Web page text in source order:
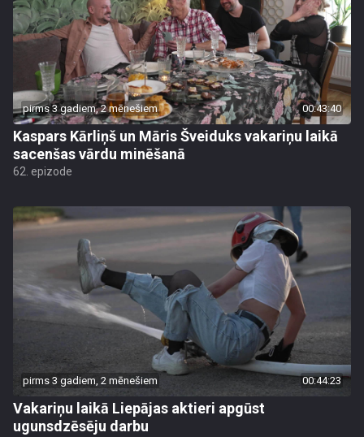
pirms 3 gadiem, 2 mēnešiem 00:43:40
Kaspars Kārliņš un Māris Šveiduks vakariņu laikā
sacenšas vārdu minēšanā
62. epizode
pirms 3 gadiem, 2 mēnešiem 00:44:23
Vakariņu laikā Liepājas aktieri apgūst
ugunsdzēsēju darbu